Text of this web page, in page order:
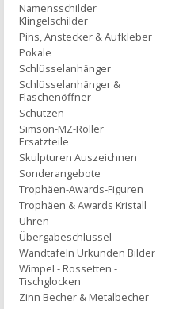
Namensschilder
Klingelschilder
Pins, Anstecker & Aufkleber
Pokale
Schlüsselanhänger
Schlüsselanhänger &
Flaschenöffner
Schützen
Simson-MZ-Roller
Ersatzteile
Skulpturen Auszeichnen
Sonderangebote
Trophäen-Awards-Figuren
Trophäen & Awards Kristall
Uhren
Übergabeschlüssel
Wandtafeln Urkunden Bilder
Wimpel - Rossetten -
Tischglocken
Zinn Becher & Metalbecher